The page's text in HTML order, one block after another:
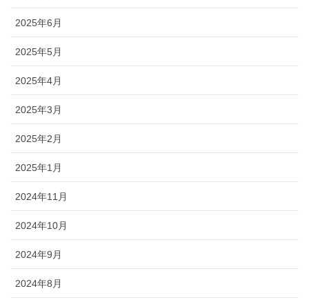
2025年6月
2025年5月
2025年4月
2025年3月
2025年2月
2025年1月
2024年11月
2024年10月
2024年9月
2024年8月